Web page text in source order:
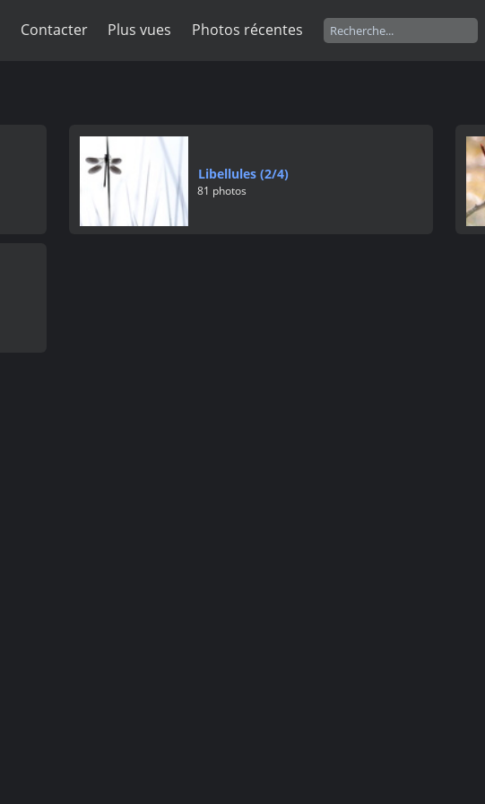
Contacter Plus vues Photos récentes
Libellules (2/4)
81 photos